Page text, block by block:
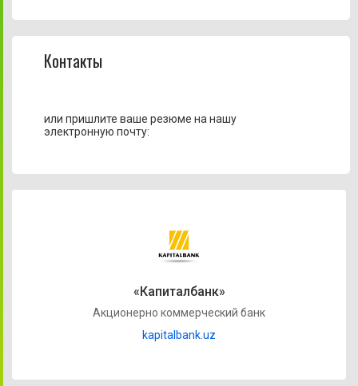
Контакты
или пришлите ваше резюме на нашу
электронную почту:
«Капиталбанк»
Акционерно коммерческий банк
kapitalbank.uz